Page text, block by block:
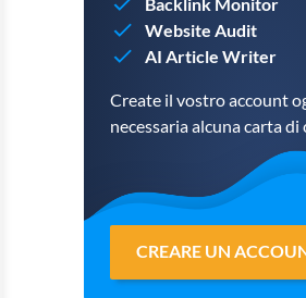
Website Audit
AI Article Writer
Create il vostro account
necessaria alcuna carta di
CREARE UN